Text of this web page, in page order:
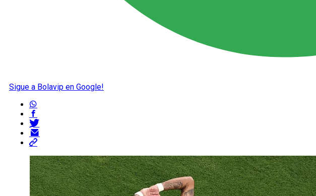
Sigue a Bolavip en Google!